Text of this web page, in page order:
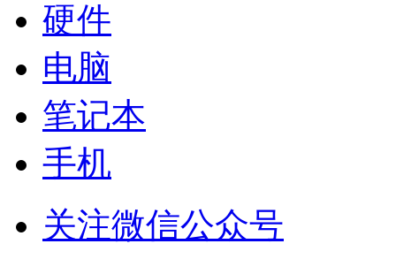
硬件
电脑
笔记本
手机
关注微信公众号